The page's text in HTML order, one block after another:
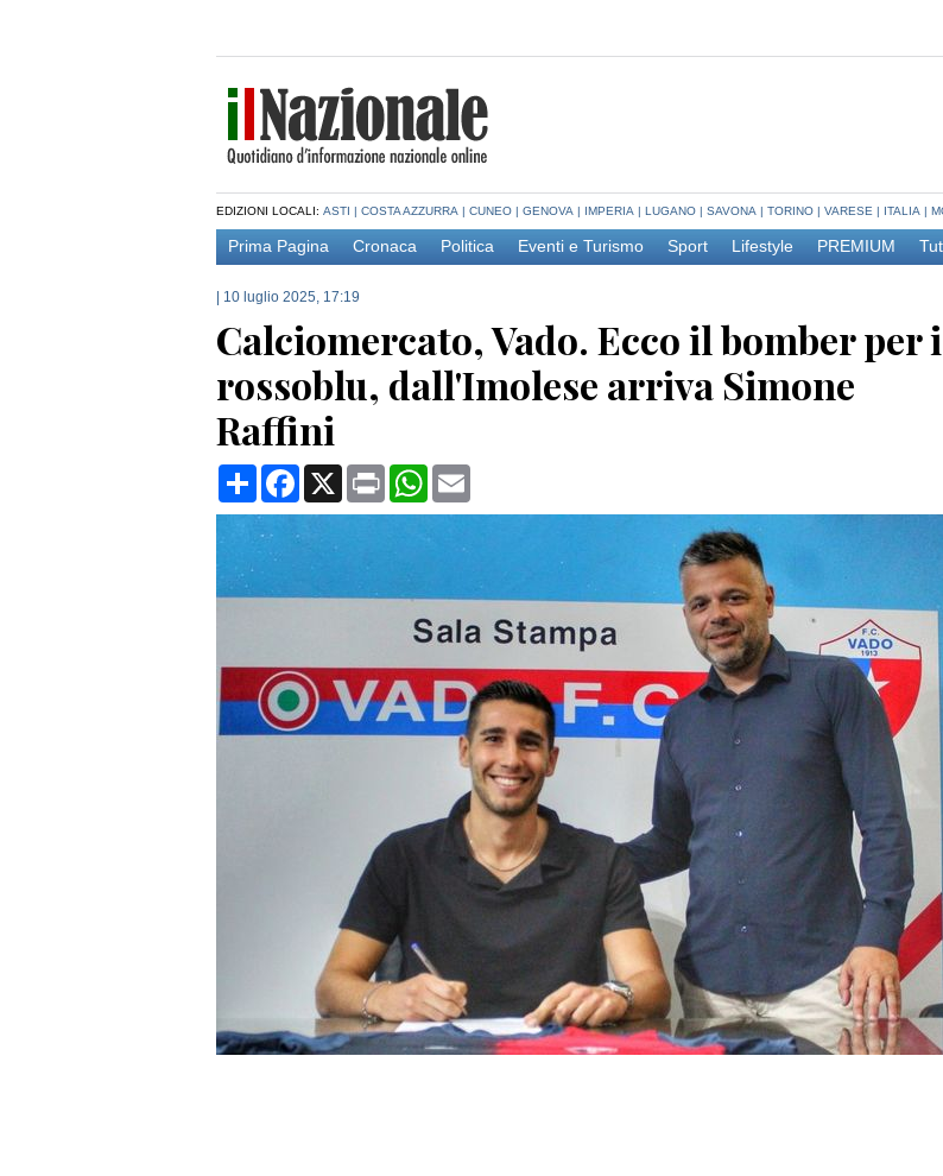
EDIZIONI LOCALI: ASTI | COSTA AZZURRA | CUNEO | GENOVA | IMPERIA | LUGANO | SAVONA | TORINO | VARESE | ITALIA |
Prima Pagina Cronaca Politica Eventi e Turismo Sport Lifestyle PREMIUM
10 luglio 2025, 17:19
Calciomercato, Vado. Ecco il bomber per i
rossoblu, dall'Imolese arriva Simone
Raffini
CondividiFacebook
X Print WhatsApp